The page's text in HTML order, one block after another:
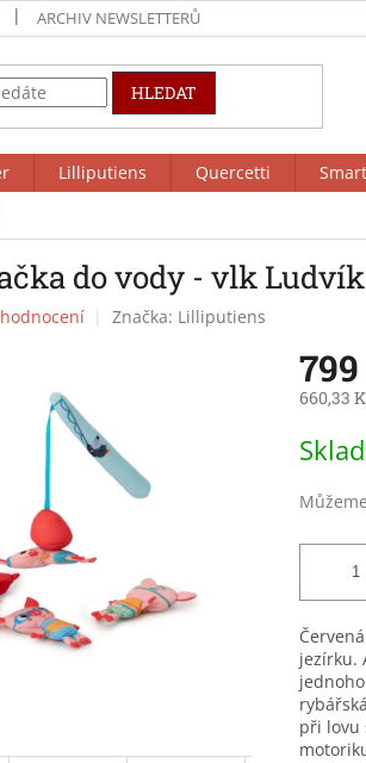
ARCHIV NEWSLETTERŮ
HLEDAT
Lilliputiens Quercetti
do vody - vlk
Značka: Lilliputiens
660,33
cena:
jezírku.
při lovu